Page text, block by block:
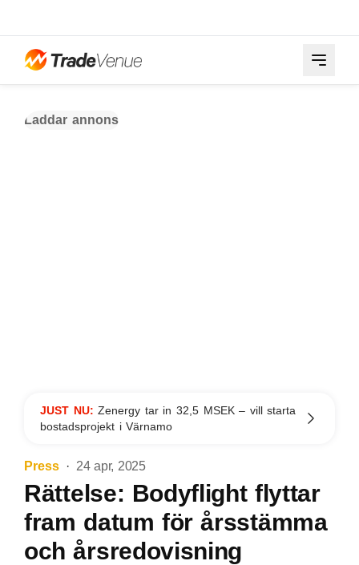
Laddar annons
JUST NU:Zenergy tar in 32,5 MSEK – vill starta
bostadsprojekt i Värnamo
Press 24 apr, 2025
Rättelse: Bodyflight flyttar
fram datum för årsstämma
och årsredovisning